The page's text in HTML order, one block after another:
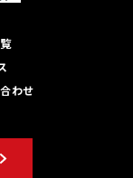
わせ